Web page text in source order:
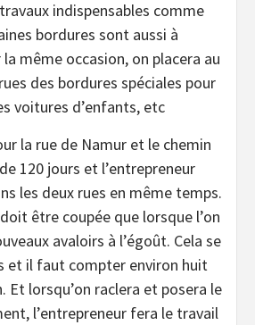
indispensables comme
bordures sont aussi à
même occasion, on placera au
des bordures spéciales pour
voitures d’enfants, etc
la rue de Namur et le chemin
120 jours et l’entrepreneur
les deux rues en même temps.
être coupée que lorsque l’on
avaloirs à l’égoût. Cela se
et il faut compter environ huit
Et lorsqu’on raclera et posera le
l’entrepreneur fera le travail